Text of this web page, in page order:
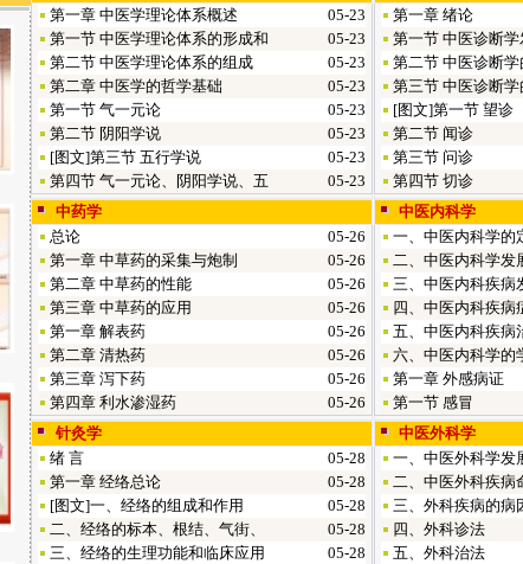
第一章 中医学理论体系概述
05-23
第一节 中医学理论体系的形成和
05-23
第二节 中医学理论体系的组成
05-23
第二章 中医学的哲学基础
05-23
第一节 气一元论
05-23
第二节 阴阳学说
05-23
[图文]第三节 五行学说
05-23
第四节 气一元论、阴阳学说、五
05-23
第一章 绪论
第一节 中医诊断
第二节 中医诊断
第三节 中医诊断
[图文]第一节 望诊
第二节 闻诊
第三节 问诊
第四节 切诊
中药学
总论
05-26
第一章 中草药的采集与炮制
05-26
第二章 中草药的性能
05-26
第三章 中草药的应用
05-26
第一章 解表药
05-26
第二章 清热药
05-26
第三章 泻下药
05-26
第四章 利水渗湿药
05-26
中医内科学
一、中医内科学的
二、中医内科学发
三、中医内科疾病
四、中医内科疾病
五、中医内科疾病
六、中医内科学的
第一章 外感病证
第一节 感冒
针灸学
绪 言
05-28
第一章 经络总论
05-28
[图文]一、经络的组成和作用
05-28
二、经络的标本、根结、气街、
05-28
三、经络的生理功能和临床应用
05-28
中医外科学
一、中医外科学发
二、中医外科疾病
三、外科疾病的病
四、外科诊法
五、外科治法